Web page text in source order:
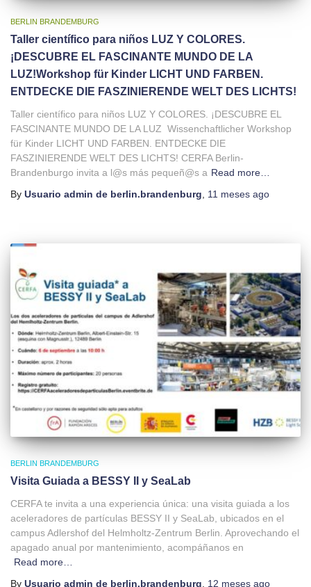
BERLIN BRANDEMBURG
Taller científico para niños LUZ Y COLORES.
¡DESCUBRE EL FASCINANTE MUNDO DE LA
LUZ!Workshop für Kinder LICHT UND FARBEN.
ENTDECKE DIE FASZINIERENDE WELT DES LICHTS!
Taller científico para niños LUZ Y COLORES. ¡DESCUBRE EL
FASCINANTE MUNDO DE LA LUZ Wissenchaftlicher Workshop
für Kinder LICHT UND FARBEN. ENTDECKE DIE
FASZINIERENDE WELT DES LICHTS! CERFA Berlin-
Brandenburgo invita a l@s más pequeñ@s a Read more…
By Usuario admin de berlin.brandenburg 11 meses ago
BERLIN BRANDEMBURG
Visita Guiada a BESSY II y SeaLab
CERFA te invita a una experiencia única: una visita guiada a los
aceleradores de partículas BESSY II y SeaLab, ubicados en el
campus Adlershof del Helmholtz-Zentrum Berlin. Aprovechando el
apagado anual por mantenimiento, acompáñanos en
Read more…
By Usuario admin de berlin.brandenburg, 12 meses ago